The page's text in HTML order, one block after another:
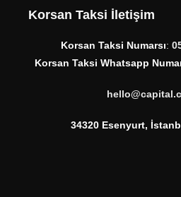
Korsan Taksi İletişim
Korsan Taksi Numarsı:
Korsan Taksi Whatsapp
34320 Esenyurt,